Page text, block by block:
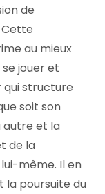
de
Cette
au mieux
jouer et
qui structure
soit son
autre et la
de la
même. Il en
la poursuite du